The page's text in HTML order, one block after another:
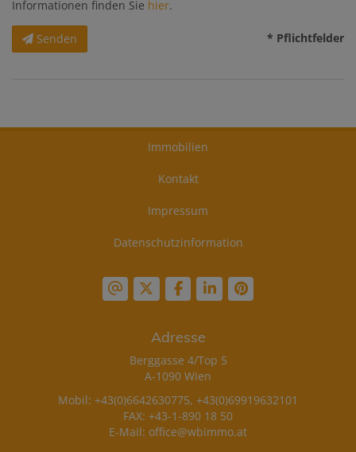
Informationen finden Sie hier.
Senden * Pflichtfelder
Immobilien
Kontakt
Impressum
Datenschutzinformation
Adresse
Berggasse 4/Top 5
A-1090 Wien
Mobil: +43(0)6642630775, +43(0)69919632101
FAX: +43-1-890 18 50
E-Mail: office@wbimmo.at